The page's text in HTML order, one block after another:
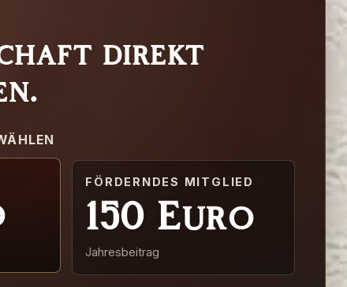
direkt
FÖRDERNDES MITGLIED
150 Euro
Jahresbeitrag